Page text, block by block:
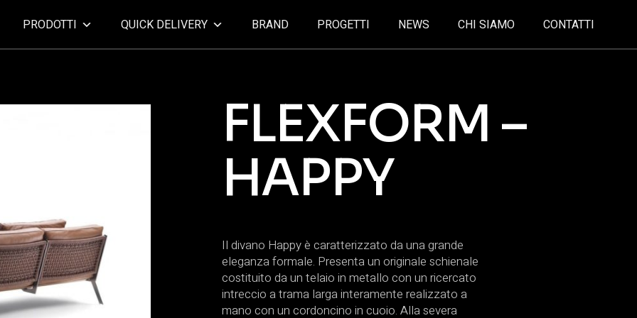
PRODOTTI QUICK DELIVERY BRAND PROGETTI NEWS CHI SIAMO CONTATTI
FLEXFORM –
HAPPY
Il divano Happy è caratterizzato da una grande
eleganza formale. Presenta un originale schienale
costituito da un telaio in metallo con un ricercato
intreccio a trama larga interamente realizzato a
mano con un cordoncino in cuoio. Alla severa